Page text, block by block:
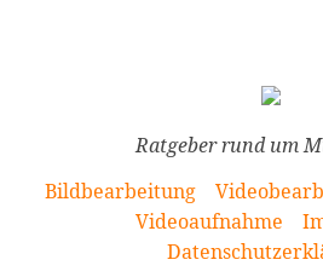
Ratgeber rund um
Bildbearbeitung
Videoaufnahme